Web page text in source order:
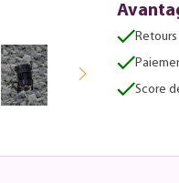
Score